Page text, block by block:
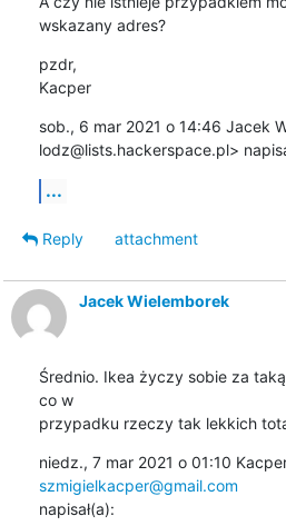
wskazany adres?
pzdr,
Kacper
sob., 6 mar 2021 o 14:46 Jacek
lodz@lists.hackerspace.pl>
...
Reply
attachment
Jacek Wielemborek
Średnio. Ikea życzy sobie za
co w
przypadku rzeczy tak lekkich
szmigielkacper@gmail.com
napisał(a):